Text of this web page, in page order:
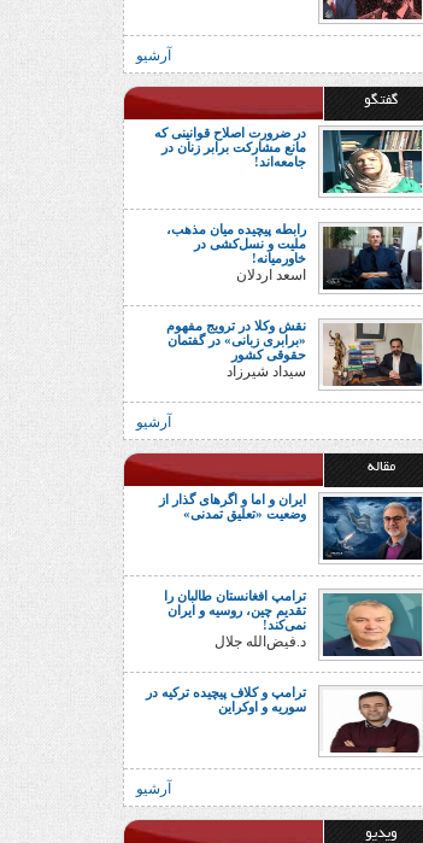
آرشیو
گفتگو
در ضرورت اصلاح قوانینی که
مانع مشارکت برابر زنان در
جامعه‌اند!
رابطه پیچیده میان مذهب،
ملیت و نسل‌کشی در
خاورمیانه!
اسعد اردلان
نقش وکلا در ترویج مفهوم
«برابری زبانی» در گفتمان
حقوقی کشور
سیداد شیرزاد
آرشیو
مقاله
ایران و اما و اگرهای گذار از
وضعیت «تعلیق تمدنی»
ترامپ افغانستان طالبان را
تقدیم چین، روسیه و ایران
نمی‌کند!
د.فیض‌الله جلال
ترامپ و کلاف پیچیده ترکیه در
سوریه و اوکراین
آرشیو
ویدیو